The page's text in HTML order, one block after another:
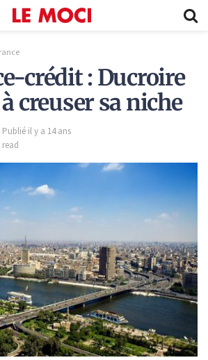
crédit : Ducroire
creuser sa niche
Publié il y a 14 ans